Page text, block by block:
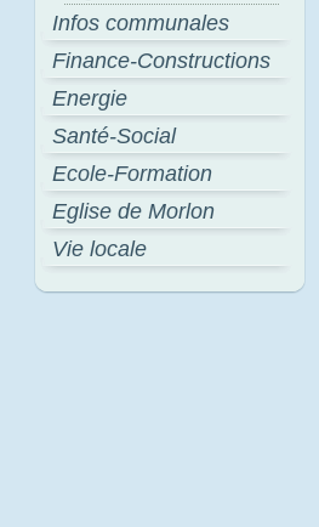
Infos communales
Finance-Constructions
Energie
Santé-Social
Ecole-Formation
Eglise de Morlon
Vie locale